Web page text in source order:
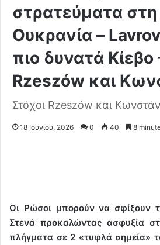
στρατεύματα στη
Ουκρανία –
πιο δυνατά Κίεβο
Rzeszów και
Στόχοι Rzeszów και
18 Ιουνίου, 2026 0 40 8
Οι Ρώσοι μπορούν να σφίξουν
Στενά προκαλώντας ασφυξία
πλήγματα σε 2 «τυφλά σημεία»